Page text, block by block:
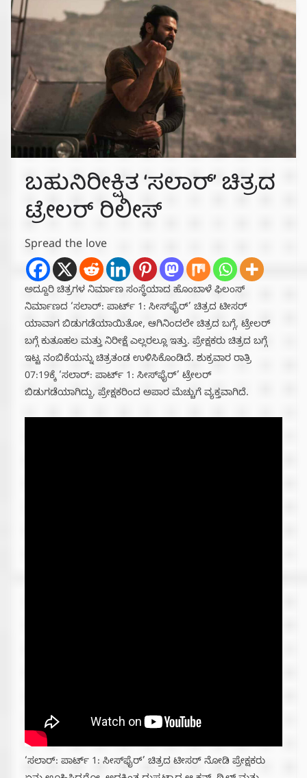
ಬಹುನಿರೀಕ್ಷಿತ ‘ಸಲಾರ್’ ಚಿತ್ರದ
ಟ್ರೇಲರ್ ರಿಲೀಸ್
Spread the love
ಅದ್ದೂರಿ ಚಿತ್ರಗಳ ನಿರ್ಮಾಣ ಸಂಸ್ಥೆಯಾದ ಹೊಂಬಾಳೆ ಫಿಲಂಸ್
ನಿರ್ಮಾಣದ ‘ಸಲಾರ್: ಪಾರ್ಟ್ 1: ಸೀಸ್‍ಫೈರ್’ ಚಿತ್ರದ ಟೀಸರ್
ಯಾವಾಗ ಬಿಡುಗಡೆಯಾಯಿತೋ, ಆಗಿನಿಂದಲೇ ಚಿತ್ರದ ಬಗ್ಗೆ, ಟ್ರೇಲರ್
ಬಗ್ಗೆ ಕುತೂಹಲ ಮತ್ತು ನಿರೀಕ್ಷೆ ಎಲ್ಲರಲ್ಲೂ ಇತ್ತು. ಪ್ರೇಕ್ಷಕರು ಚಿತ್ರದ ಬಗ್ಗೆ
ಇಟ್ಟ ನಂಬಿಕೆಯನ್ನು ಚಿತ್ರತಂಡ ಉಳಿಸಿಕೊಂಡಿದೆ. ಶುಕ್ರವಾರ ರಾತ್ರಿ
07:19ಕ್ಕೆ ‘ಸಲಾರ್: ಪಾರ್ಟ್ 1: ಸೀಸ್‍ಫೈರ್’ ಟ್ರೇಲರ್
ಬಿಡುಗಡೆಯಾಗಿದ್ದು, ಪ್ರೇಕ್ಷಕರಿಂದ ಅಪಾರ ಮೆಚ್ಚುಗೆ ವ್ಯಕ್ತವಾಗಿದೆ.
‘ಸಲಾರ್: ಪಾರ್ಟ್ 1: ಸೀಸ್‍ಫೈರ್’ ಚಿತ್ರದ ಟೀಸರ್ ನೋಡಿ ಪ್ರೇಕ್ಷಕರು